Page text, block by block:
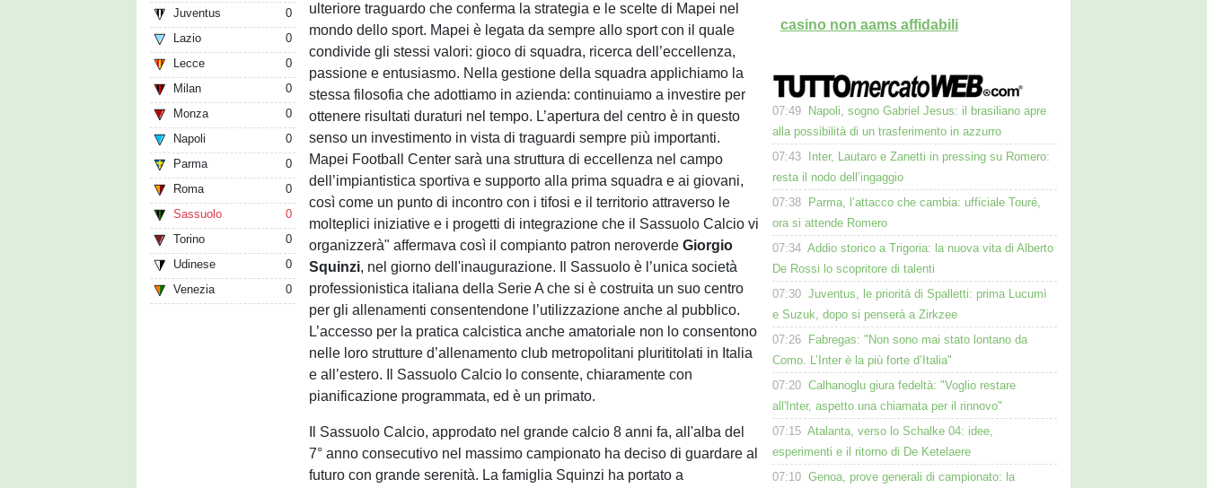
Juventus
0
Lazio
0
Lecce
0
Milan
0
Monza
0
Napoli
0
Parma
0
Roma
0
Sassuolo
0
Torino
0
Udinese
0
Venezia
0
ulteriore traguardo che conferma la strategia e le scelte di Mapei nel
mondo dello sport. Mapei è legata da sempre allo sport con il quale
condivide gli stessi valori: gioco di squadra, ricerca dell’eccellenza,
passione e entusiasmo. Nella gestione della squadra applichiamo la
stessa filosofia che adottiamo in azienda: continuiamo a investire per
ottenere risultati duraturi nel tempo. L’apertura del centro è in questo
senso un investimento in vista di traguardi sempre più importanti.
Mapei Football Center sarà una struttura di eccellenza nel campo
dell’impiantistica sportiva e supporto alla prima squadra e ai giovani,
così come un punto di incontro con i tifosi e il territorio attraverso le
molteplici iniziative e i progetti di integrazione che il Sassuolo Calcio vi
organizzerà" affermava così il compianto patron neroverdeGiorgio
Squinzi, nel giorno dell'inaugurazione. Il Sassuolo è l’unica società
professionistica italiana della Serie A che si è costruita un suo centro
per gli allenamenti consentendone l’utilizzazione anche al pubblico.
L’accesso per la pratica calcistica anche amatoriale non lo consentono
nelle loro strutture d’allenamento club metropolitani plurititolati in Italia
e all’estero. Il Sassuolo Calcio lo consente, chiaramente con
pianificazione programmata, ed è un primato.
Il Sassuolo Calcio, approdato nel grande calcio 8 anni fa, all'alba del
7° anno consecutivo nel massimo campionato ha deciso di guardare al
futuro con grande serenità. La famiglia Squinzi ha portato a
casino non aams affidabili
07:49
Napoli, sogno Gabriel Jesus: il brasiliano apre
alla possibilità di un trasferimento in azzurro
07:43
Inter, Lautaro e Zanetti in pressing su Romero:
resta il nodo dell’ingaggio
07:38
Parma, l’attacco che cambia: ufficiale Touré,
ora si attende Romero
07:34 Addio storico a Trigoria: la nuova vita di Alberto
De Rossi lo scopritore di talenti
07:30 Juventus, le priorità di Spalletti: prima Lucumì
e Suzuk, dopo si penserà a Zirkzee
07:26
Fabregas: "Non sono mai stato lontano da
Como. L’Inter è la più forte d’Italia"
07:20 Calhanoglu giura fedeltà: "Voglio restare
all'Inter, aspetto una chiamata per il rinnovo"
07:15 Atalanta, verso lo Schalke 04: idee,
esperimenti e il ritorno di De Ketelaere
07:10 Genoa, prove generali di campionato: la